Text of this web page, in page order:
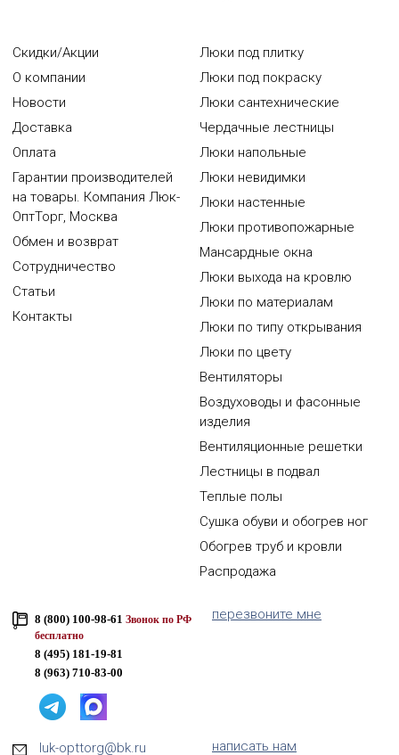
Скидки/Акции
О компании
Новости
Доставка
Оплата
Гарантии производителей
на товары. Компания Люк-
ОптТорг, Москва
Обмен и возврат
Сотрудничество
Статьи
Контакты
Люки под плитку
Люки под покраску
Люки сантехнические
Чердачные лестницы
Люки напольные
Люки невидимки
Люки настенные
Люки противопожарные
Мансардные окна
Люки выхода на кровлю
Люки по материалам
Люки по типу открывания
Люки по цвету
Вентиляторы
Воздуховоды и фасонные
изделия
Вентиляционные решетки
Лестницы в подвал
Теплые полы
Сушка обуви и обогрев ног
Обогрев труб и кровли
Распродажа
8 (800) 100-98-61 Звонок по РФ
бесплатно
8 (495) 181-19-81
8 (963) 710-83-00
перезвоните мне
luk-opttorg@bk.ru написать нам